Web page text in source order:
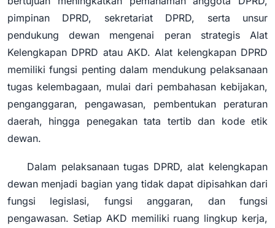
pimpinan DPRD, sekretariat DPRD, serta unsur
pendukung dewan mengenai peran strategis Alat
Kelengkapan DPRD atau AKD. Alat kelengkapan DPRD
memiliki fungsi penting dalam mendukung pelaksanaan
tugas kelembagaan, mulai dari pembahasan kebijakan,
penganggaran, pengawasan, pembentukan peraturan
daerah, hingga penegakan tata tertib dan kode etik
dewan.
Dalam pelaksanaan tugas DPRD, alat kelengkapan
dewan menjadi bagian yang tidak dapat dipisahkan dari
fungsi legislasi, fungsi anggaran, dan fungsi
pengawasan. Setiap AKD memiliki ruang lingkup kerja,